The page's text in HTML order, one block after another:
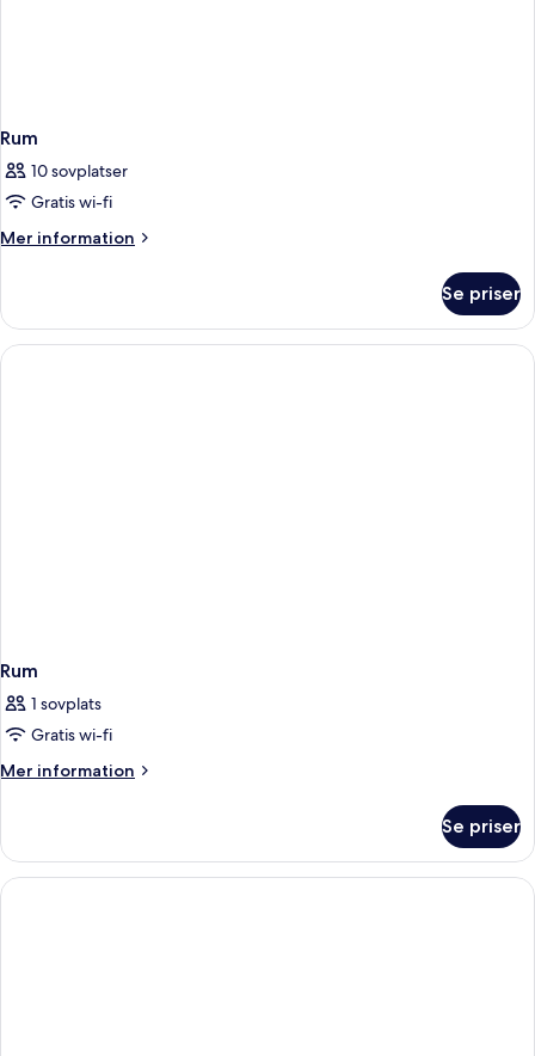
Rum
10 sovplatser
Gratis wi-fi
Mer information
Mer
Se priser
Rum
1 sovplats
Gratis wi-fi
Mer information
Mer
Se priser